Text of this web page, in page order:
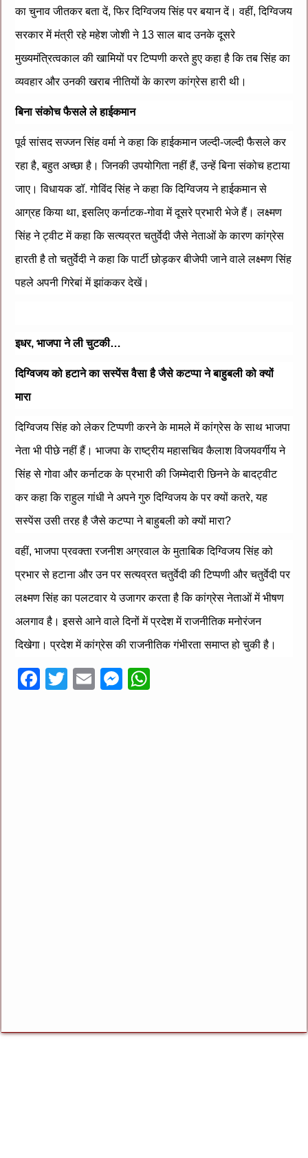
का चुनाव जीतकर बता दें, फिर दिग्विजय सिंह पर बयान दें। वहीं, दिग्विजय
सरकार में मंत्री रहे महेश जोशी ने 13 साल बाद उनके दूसरे
मुख्यमंत्रित्वकाल की खामियों पर टिप्पणी करते हुए कहा है कि तब सिंह का
व्यवहार और उनकी खराब नीतियों के कारण कांग्रेस हारी थी।
बिना संकोच फैसले ले हाईकमान
पूर्व सांसद सज्जन सिंह वर्मा ने कहा कि हाईकमान जल्दी-जल्दी फैसले कर
रहा है, बहुत अच्छा है। जिनकी उपयोगिता नहीं हैं, उन्हें बिना संकोच हटाया
जाए। विधायक डॉ. गोविंद सिंह ने कहा कि दिग्विजय ने हाईकमान से
आग्रह किया था, इसलिए कर्नाटक-गोवा में दूसरे प्रभारी भेजे हैं। लक्ष्मण
सिंह ने ट्वीट में कहा कि सत्यव्रत चतुर्वेदी जैसे नेताओं के कारण कांग्रेस
हारती है तो चतुर्वेदी ने कहा कि पार्टी छोड़कर बीजेपी जाने वाले लक्ष्मण सिंह
पहले अपनी गिरेबां में झांककर देखें।
इधर, भाजपा ने ली चुटकी…
दिग्विजय को हटाने का सस्पेंस वैसा है जैसे कटप्पा ने बाहुबली को क्यों
मारा
दिग्विजय सिंह को लेकर टिप्पणी करने के मामले में कांग्रेस के साथ भाजपा
नेता भी पीछे नहीं हैं। भाजपा के राष्ट्रीय महासचिव कैलाश विजयवर्गीय ने
सिंह से गोवा और कर्नाटक के प्रभारी की जिम्मेदारी छिनने के बादट्वीट
कर कहा कि राहुल गांधी ने अपने गुरु दिग्विजय के पर क्यों कतरे, यह
सस्पेंस उसी तरह है जैसे कटप्पा ने बाहुबली को क्यों मारा?
वहीं, भाजपा प्रवक्ता रजनीश अग्रवाल के मुताबिक दिग्विजय सिंह को
प्रभार से हटाना और उन पर सत्यव्रत चतुर्वेदी की टिप्पणी और चतुर्वेदी पर
लक्ष्मण सिंह का पलटवार ये उजागर करता है कि कांग्रेस नेताओं में भीषण
अलगाव है। इससे आने वाले दिनों में प्रदेश में राजनीतिक मनोरंजन
दिखेगा। प्रदेश में कांग्रेस की राजनीतिक गंभीरता समाप्त हो चुकी है।
F
T
E
M